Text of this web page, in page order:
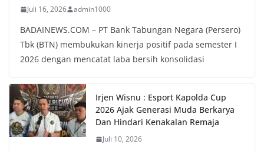
Juli 16, 2026 admin1000
BADAINEWS.COM – PT Bank Tabungan Negara (Persero)
Tbk (BTN) membukukan kinerja positif pada semester I
2026 dengan mencatat laba bersih konsolidasi
Irjen Wisnu : Esport Kapolda Cup
2026 Ajak Generasi Muda Berkarya
Dan Hindari Kenakalan Remaja
Juli 10, 2026